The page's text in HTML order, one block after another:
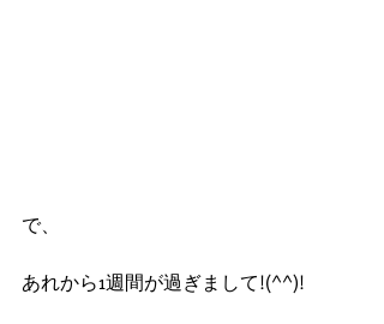
で、
あれから1週間が過ぎまして!(^^)!